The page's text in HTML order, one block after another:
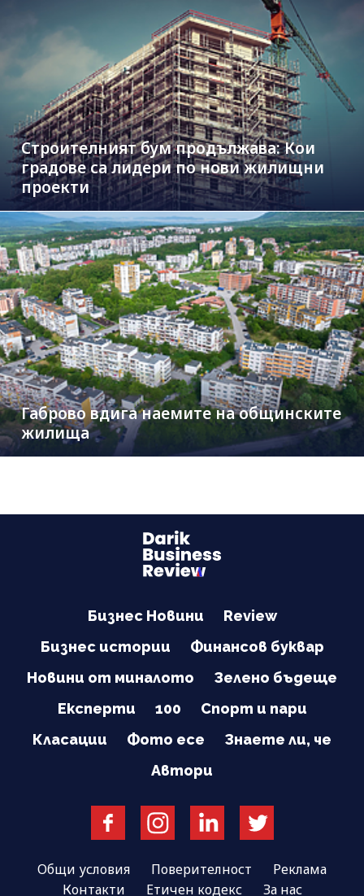
Строителният бум продължава: Кои
градове са лидери по нови жилищни
проекти
Габрово вдига наемите на общинските
жилища
Бизнес Новини
Review
Бизнес истории
Финансов буквар
Новини от миналото
Зелено бъдеще
Експерти
100
Спорт и пари
Класации
Фото есе
Знаете ли, че
Автори
Общи условия Поверителност
Реклама
Контакти
Етичен кодекс За нас